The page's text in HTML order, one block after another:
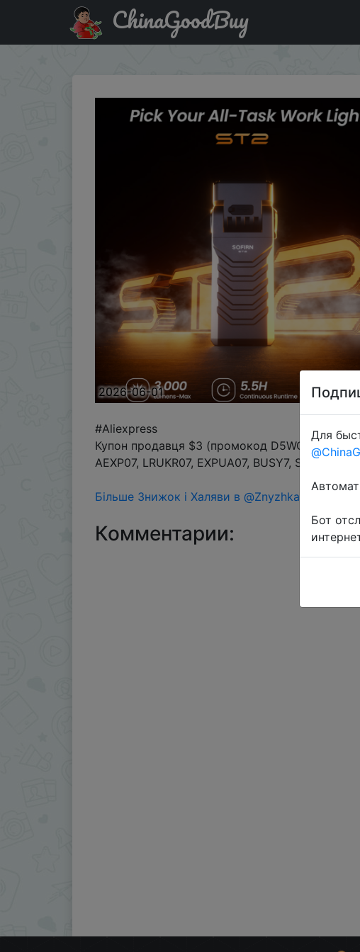
Код на скидку :D5WQWG SOFIRN ST2 3000LM Rotery
ChinaGoodBuy
2026-06-01
#Aliexpress
Купон продавця $3 (промокод D5WQWG) на
AEXP07, LRUKR07, EXPUA07, BUSY7,
Більше Знижок і Халяви в @ZnyzhkaUA
Комментарии:
Для
Бот